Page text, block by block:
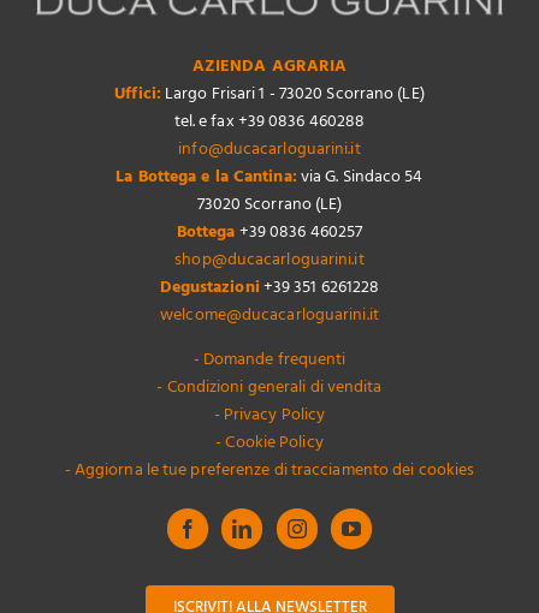
AZIENDA AGRARIA
Uffici: Largo Frisari 1 - 73020 Scorrano (LE)
tel. e fax +39 0836 460288
info@ducacarloguarini.it
La Bottega e la Cantina:via G. Sindaco 54
73020 Scorrano (LE)
Bottega+39 0836 460257
shop@ducacarloguarini.it
Degustazioni+39 351 6261228
welcome@ducacarloguarini.it
- Domande frequenti
- Condizioni generali di vendita
- Privacy Policy
- Cookie Policy
- Aggiorna le tue preferenze di tracciamento dei cookies
ISCRIVITI ALLA NEWSLETTER